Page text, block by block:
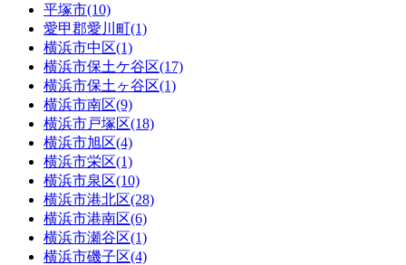
平塚市(10)
愛甲郡愛川町(1)
横浜市中区(1)
横浜市保土ケ谷区(17)
横浜市保土ヶ谷区(1)
横浜市南区(9)
横浜市戸塚区(18)
横浜市旭区(4)
横浜市栄区(1)
横浜市泉区(10)
横浜市港北区(28)
横浜市港南区(6)
横浜市瀬谷区(1)
横浜市磯子区(4)